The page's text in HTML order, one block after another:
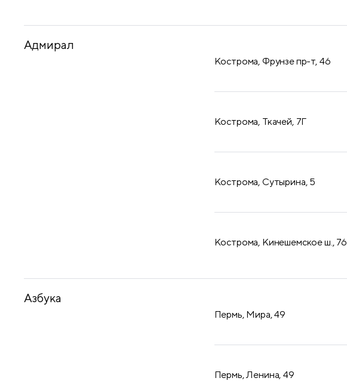
Адмирал
Кострома, Фрунзе пр-т, 46
Кострома, Ткачей, 7Г
Кострома, Сутырина, 5
Кострома, Кинешемское ш., 76
Азбука
Пермь, Мира, 49
Пермь, Ленина, 49